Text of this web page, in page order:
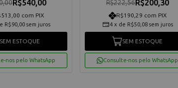
R$540,00
com PIX
R$90,00 sem juros
SEM ESTOQUE
nos pelo WhatsApp
R$222,56R$200,30
R$190,29 com PIX
4 x de R$50,08 sem juros
SEM ESTOQUE
Consulte-nos pelo WhatsApp